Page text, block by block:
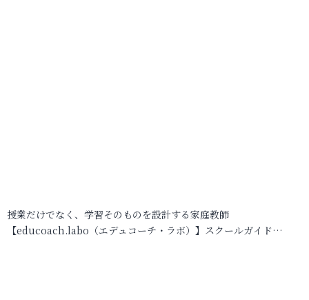
授業だけでなく、学習そのものを設計する家庭教師
【educoach.labo（エデュコーチ・ラボ）】スクールガイド…